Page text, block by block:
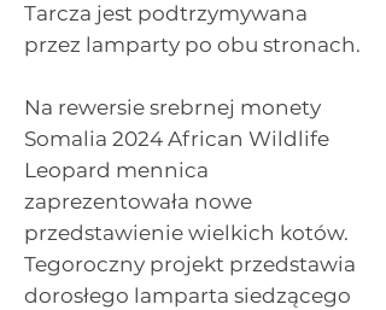
Tarcza jest podtrzymywana
przez lamparty po obu stronach.
Na rewersie srebrnej monety
Somalia 2024 African Wildlife
Leopard mennica
zaprezentowała nowe
przedstawienie wielkich kotów.
Tegoroczny projekt przedstawia
dorosłego lamparta siedzącego